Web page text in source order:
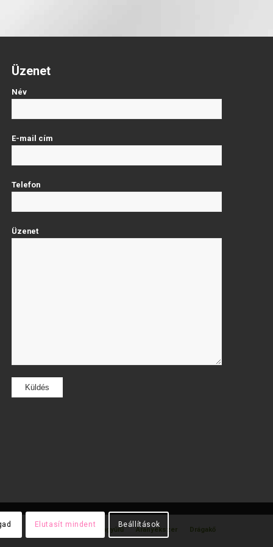
Üzenet
Név
E-mail cím
Telefon
Üzenet
Karikagyűrű Aranyékszer Drágakő
Elutasít mindent Beállítások